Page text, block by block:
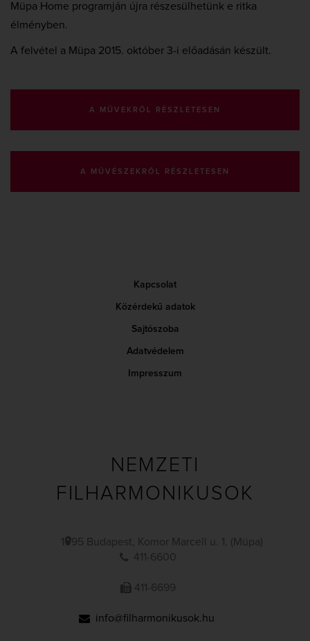
Müpa Home programján újra részesülhetünk e ritka
élményben.
A felvétel a Müpa 2015. október 3-i előadásán készült.
A MŰVEKRŐL RÉSZLETESEN
A MŰVÉSZEKRŐL RÉSZLETESEN
Kapcsolat
Közérdekű adatok
Sajtószoba
Adatvédelem
Impresszum
NEMZETI
FILHARMONIKUSOK
1095 Budapest, Komor Marcell u. 1. (Müpa)
411-6600
411-6699
info@filharmonikusok.hu